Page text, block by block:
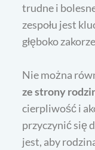
trudne i
zespołu jest
głęboko
Nie można
ze strony
cierpliwość i
przyczynić się
jest, aby